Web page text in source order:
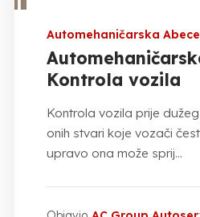
Automehaničarska
Kontrola vozila
Kontrola vozila prije
onih stvari koje vozači
upravo ona može sprij...